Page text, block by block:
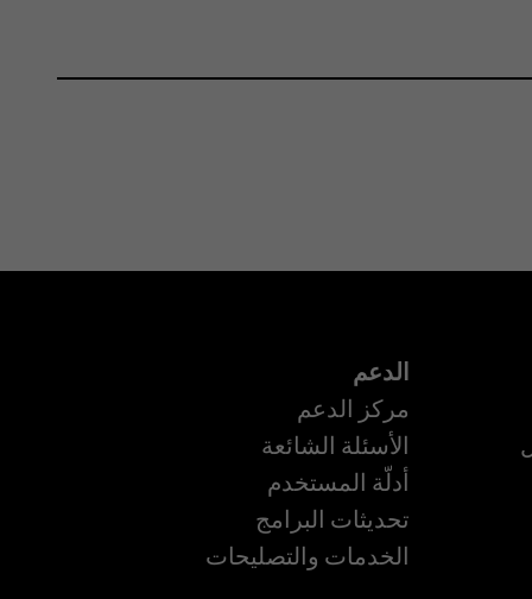
الدعم
مركز الدعم
الأسئلة الشائعة
أدلّة المستخدم
تحديثات البرامج
الخدمات والتصليحات